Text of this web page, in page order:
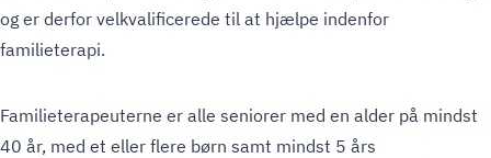
og er derfor velkvalificerede til at hjælpe indenfor
familieterapi.
Familieterapeuterne er alle seniorer med en alder på mindst
40 år, med et eller flere børn samt mindst 5 års